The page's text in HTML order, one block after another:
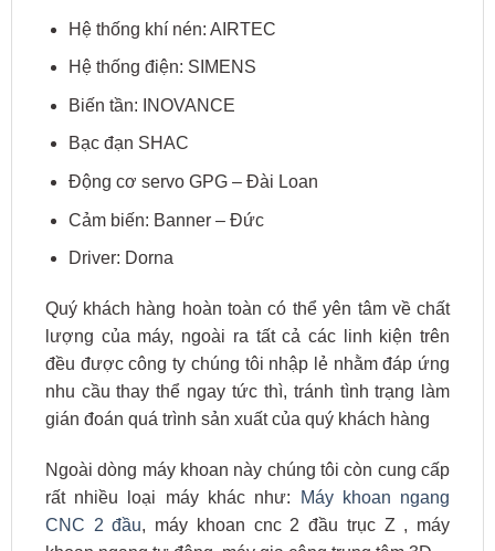
Hệ thống khí nén: AIRTEC
Hệ thống điện: SIMENS
Biến tần: INOVANCE
Bạc đạn SHAC
Động cơ servo GPG – Đài Loan
Cảm biến: Banner – Đức
Driver: Dorna
Quý khách hàng hoàn toàn có thể yên tâm về chất
lượng của máy, ngoài ra tất cả các linh kiện trên
đều được công ty chúng tôi nhập lẻ nhằm đáp ứng
nhu cầu thay thể ngay tức thì, tránh tình trạng làm
gián đoán quá trình sản xuất của quý khách hàng
Ngoài dòng máy khoan này chúng tôi còn cung cấp
rất nhiều loại máy khác như:
Máy khoan ngang
CNC 2 đầu, máy khoan cnc 2 đầu trục Z , máy